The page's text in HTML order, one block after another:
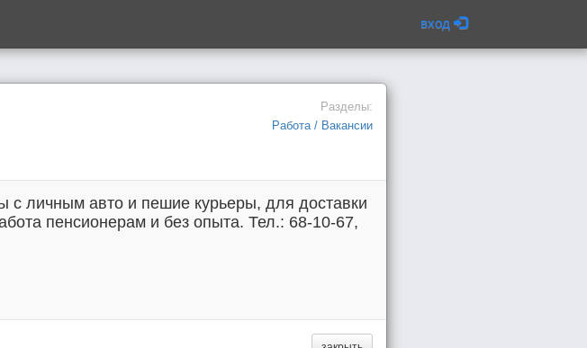
вход
Разделы:
Работа / Вакансии
с личным авто и пешие курьеры, для доставки
пенсионерам и без опыта. Тел.: 68-10-67,